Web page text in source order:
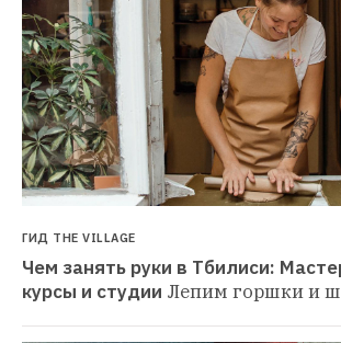
ГИД THE VILLAGE
Чем занять руки в Тбилиси:
курсы и студии Лепим горшки и